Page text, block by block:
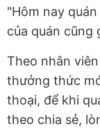
"Hôm nay
của quán cũng
Theo nhân
thưởng thức
thoại, để khi
theo chia sẻ,